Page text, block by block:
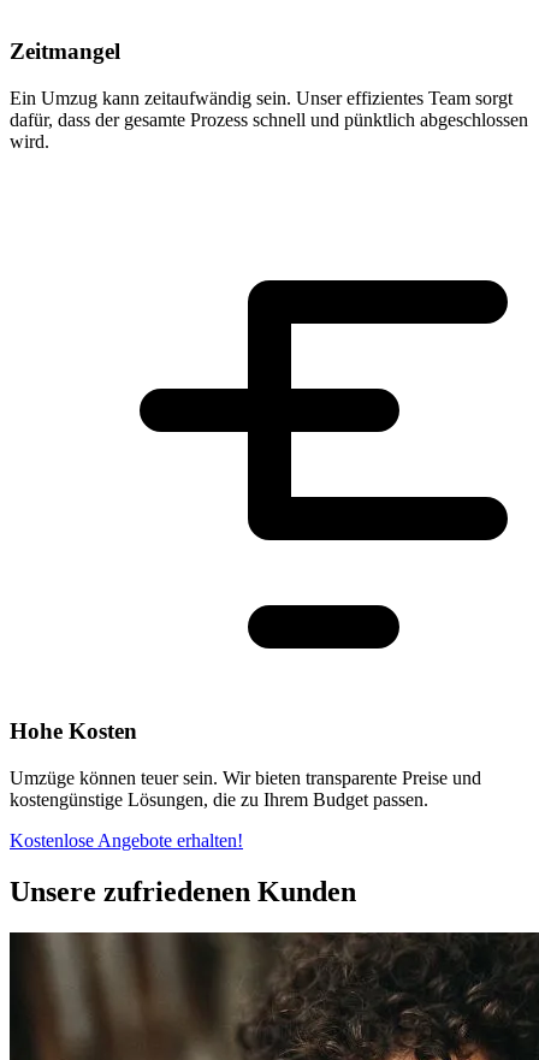
Zeitmangel
Ein Umzug kann zeitaufwändig sein. Unser effizientes Team sorgt
dafür, dass der gesamte Prozess schnell und pünktlich abgeschlossen
wird.
Hohe Kosten
Umzüge können teuer sein. Wir bieten transparente Preise und
kostengünstige Lösungen, die zu Ihrem Budget passen.
Kostenlose Angebote erhalten!
Unsere zufriedenen Kunden